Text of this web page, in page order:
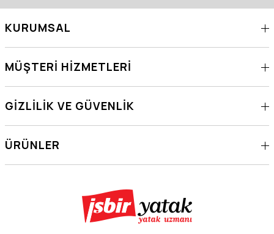
KURUMSAL
MÜŞTERI HIZMETLERI
GIZLILIK VE GÜVENLIK
ÜRÜNLER